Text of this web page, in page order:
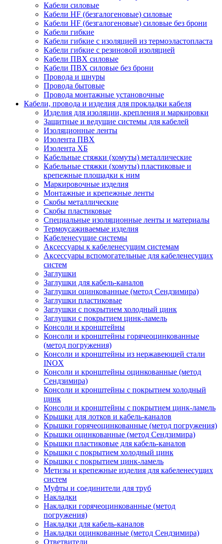
Кабели силовые
Кабели HF (безгалогеновые) силовые
Кабели HF (безгалогеновые) силовые без брони
Кабели гибкие
Кабели гибкие с изоляцией из термоэластопласта
Кабели гибкие с резиновой изоляцией
Кабели ПВХ силовые
Кабели ПВХ силовые без брони
Провода и шнуры
Провода бытовые
Провода монтажные установочные
Кабели, провода и изделия для прокладки кабеля
Изделия для изоляции, крепления и маркировки
Защитные и ведущие системы для кабелей
Изоляционные ленты
Изолента ПВХ
Изолента ХБ
Кабельные стяжки (хомуты) металлические
Кабельные стяжки (хомуты) пластиковые и
крепежные площадки к ним
Маркировочные изделия
Монтажные и крепежные ленты
Скобы металлические
Скобы пластиковые
Специальные изоляционные ленты и материалы
Термоусаживаемые изделия
Кабеленесущие системы
Аксессуары к кабеленесущим системам
Аксессуары вспомогательные для кабеленесущих
систем
Заглушки
Заглушки для кабель-каналов
Заглушки оцинкованные (метод Сендзимира)
Заглушки пластиковые
Заглушки с покрытием холодный цинк
Заглушки с покрытием цинк-ламель
Консоли и кронштейны
Консоли и кронштейны горячеоцинкованные
(метод погружения)
Консоли и кронштейны из нержавеющей стали
INOX
Консоли и кронштейны оцинкованные (метод
Сендзимира)
Консоли и кронштейны с покрытием холодный
цинк
Консоли и кронштейны с покрытием цинк-ламель
Крышки для лотков и кабель-каналов
Крышки горячеоцинкованные (метод погружения)
Крышки оцинкованные (метод Сендзимира)
Крышки пластиковые для кабель-каналов
Крышки с покрытием холодный цинк
Крышки с покрытием цинк-ламель
Метизы и крепежные изделия для кабеленесущих
систем
Муфты и соединители для труб
Накладки
Накладки горячеоцинкованные (метод
погружения)
Накладки для кабель-каналов
Накладки оцинкованные (метод Сендзимира)
Ответвители